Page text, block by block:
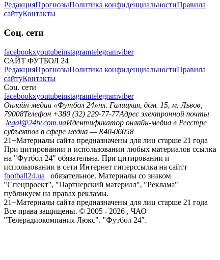
РедакцияПрогнозыПолитика конфиденциальностиПравила
сайтуКонтакты
Соц. сети
facebookxyoutubeinstagramtelegramviber
САЙТ ФУТБОЛ 24
РедакцияПрогнозыПолитика конфиденциальностиПравила
сайтуКонтакты
Соц. сети
facebookxyoutubeinstagramtelegramviber
Онлайн-медиа «Футбол 24»пл. Галицкая, дом. 15, м. Львов,
79008Телефон +380 (32) 229-77-77Адрес электронной почты
legal@24tv.com.uaИдентификатор онлайн-медиа в Реестре
субъектов в сфере медиа — R40-06058
21+Материалы сайта предназначены для лиц старше 21 года
При цитировании и использовании любых материалов ссылка
на "Футбол 24" обязательна. При цитировании и
использовании в сети Интернет гиперссылка на сайтт
football24.ua
обязательное. Материалы со знаком
"Спецпроект", "Партнерский материал", "Реклама"
публикуем на правах рекламы.
21+Материалы сайта предназначены для лиц старше 21 года
Все права защищены. © 2005 - 2026 , ЧАО
"Телерадиокомпания Люкс". "Футбол 24".